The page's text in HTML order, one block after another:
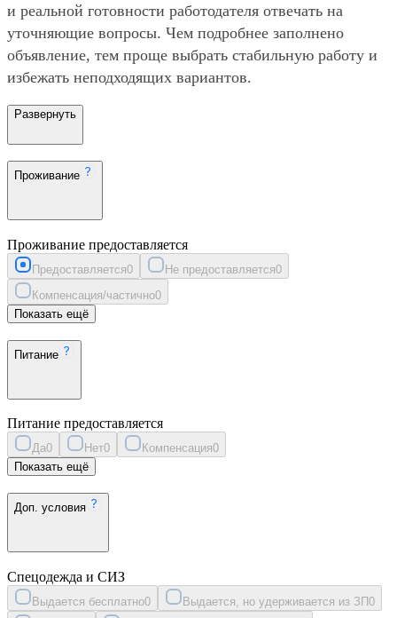
и реальной готовности работодателя отвечать на
уточняющие вопросы. Чем подробнее заполнено
объявление, тем проще выбрать стабильную работу и
избежать неподходящих вариантов.
Развернуть
Проживание
Проживание предоставляется
Предоставляется0 Не предоставляется0
Компенсация/частично0
Показать ещё
Питание
Питание предоставляется
Да0 Нет0 Компенсация0
Показать ещё
Доп. условия
Спецодежда и СИЗ
Выдается бесплатно0 Выдается, но удерживается из ЗП0